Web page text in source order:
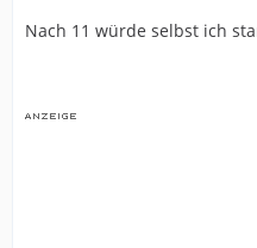
Nach 11 würde selbst ich